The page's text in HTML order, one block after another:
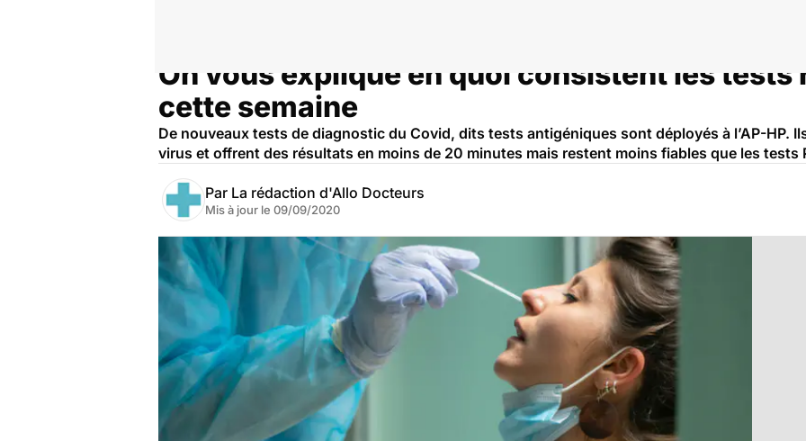
On vous explique en quoi consistent les tests
cette semaine
De nouveaux tests de diagnostic du Covid, dits tests antigéniques sont déployés à l’AP-HP.
virus et offrent des résultats en moins de 20 minutes mais restent moins fiables que les tests
Par La rédaction d'Allo Docteurs
Mis à jour le 09/09/2020